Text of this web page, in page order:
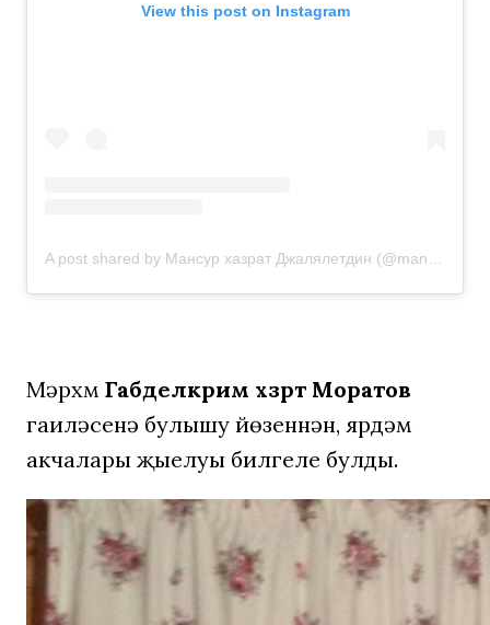
View this post on Instagram
Мәрхүм Габделкәрим хәзрәт Моратов
гаиләсенә булышу йөзеннән, ярдәм
акчалары җыелуы билгеле булды.